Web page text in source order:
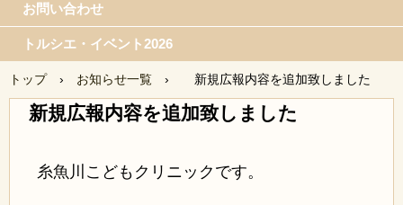
お問い合わせ
トルシエ・イベント2026
トップ › お知らせ一覧 › 新規広報内容を追加致しました
新規広報内容を追加致しました
糸魚川こどもクリニックです。